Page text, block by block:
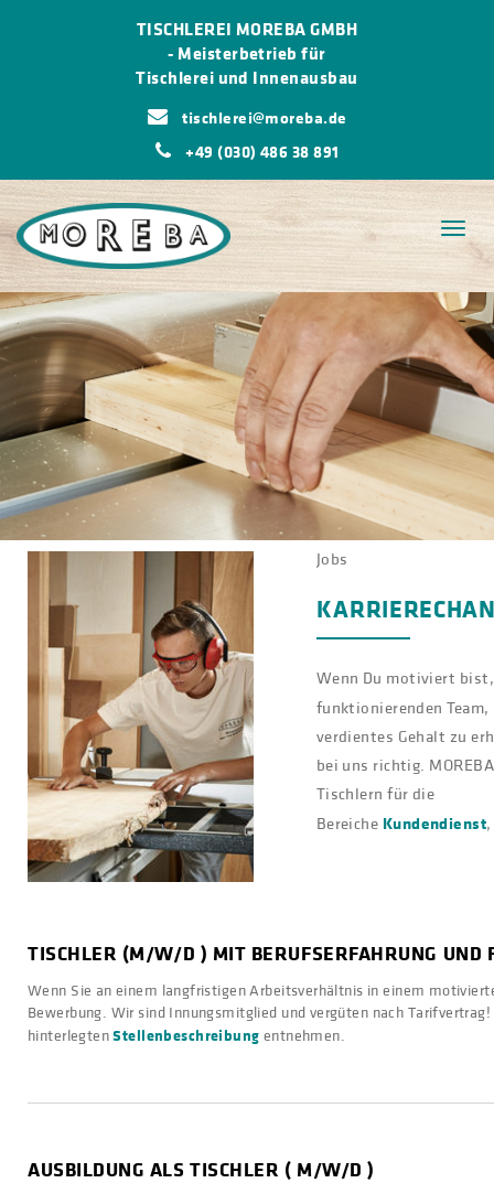
TISCHLEREI MOREBA GMBH
-Meisterbetrieb für
Tischlerei und Innenausbau
tischlerei@moreba.de
+49 (030) 486 38 891
Jobs
Wenn Du motiviert
funktionierenden
verdientes Gehalt zu
bei uns richtig.
Tischlern für die
Bereiche Kundendienst
TISCHLER (M/W/D ) MIT BERUFSERFAHRUNG UND
Wenn Sie an einem langfristigen Arbeitsverhältnis in einem
Bewerbung. Wir sind Innungsmitglied und vergüten nach
hinterlegtenStellenbeschreibung entnehmen.
AUSBILDUNG ALS TISCHLER ( M/W/D )